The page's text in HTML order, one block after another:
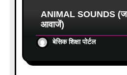
ANIMAL SOUNDS
आवाजें)
बेसिक शिक्षा पोर्टल